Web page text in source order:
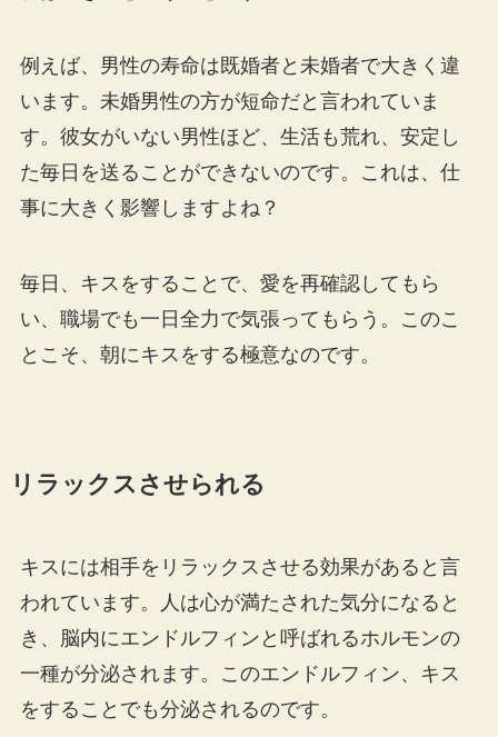
例えば、男性の寿命は既婚者と未婚者で大きく違
います。未婚男性の方が短命だと言われていま
す。彼女がいない男性ほど、生活も荒れ、安定し
た毎日を送ることができないのです。これは、仕
事に大きく影響しますよね？
毎日、キスをすることで、愛を再確認してもら
い、職場でも一日全力で気張ってもらう。このこ
とこそ、朝にキスをする極意なのです。
リラックスさせられる
キスには相手をリラックスさせる効果があると言
われています。人は心が満たされた気分になると
き、脳内にエンドルフィンと呼ばれるホルモンの
一種が分泌されます。このエンドルフィン、キス
をすることでも分泌されるのです。